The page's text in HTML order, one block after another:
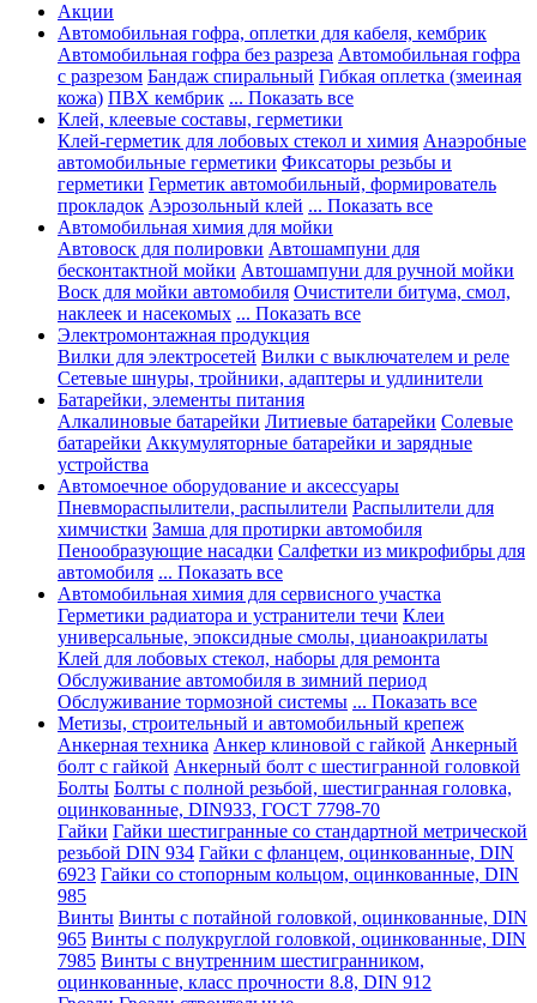
Акции
Автомобильная гофра, оплетки для кабеля, кембрик
Автомобильная гофра без разреза Автомобильная гофра
с разрезом Бандаж спиральный Гибкая оплетка (змеиная
кожа) ПВХ кембрик ... Показать все
Клей, клеевые составы, герметики
Клей-герметик для лобовых стекол и химия Анаэробные
автомобильные герметики Фиксаторы резьбы и
герметики Герметик автомобильный, формирователь
прокладок Аэрозольный клей ... Показать все
Автомобильная химия для мойки
Автовоск для полировки Автошампуни для
бесконтактной мойки Автошампуни для ручной мойки
Воск для мойки автомобиля Очистители битума, смол,
наклеек и насекомых ... Показать все
Электромонтажная продукция
Вилки для электросетей Вилки с выключателем и реле
Сетевые шнуры, тройники, адаптеры и удлинители
Батарейки, элементы питания
Алкалиновые батарейки Литиевые батарейки Солевые
батарейки Аккумуляторные батарейки и зарядные
устройства
Автомоечное оборудование и аксессуары
Пневмораспылители, распылители Распылители для
химчистки Замша для протирки автомобиля
Пенообразующие насадки Салфетки из микрофибры для
автомобиля ... Показать все
Автомобильная химия для сервисного участка
Герметики радиатора и устранители течи Клеи
универсальные, эпоксидные смолы, цианоакрилаты
Клей для лобовых стекол, наборы для ремонта
Обслуживание автомобиля в зимний период
Обслуживание тормозной системы ... Показать все
Метизы, строительный и автомобильный крепеж
Анкерная техника Анкер клиновой с гайкой Анкерный
болт с гайкой Анкерный болт с шестигранной головкой
Болты Болты с полной резьбой, шестигранная головка,
оцинкованные, DIN933, ГОСТ 7798-70
Гайки Гайки шестигранные со стандартной метрической
резьбой DIN 934 Гайки с фланцем, оцинкованные, DIN
6923 Гайки со стопорным кольцом, оцинкованные, DIN
985
Винты Винты с потайной головкой, оцинкованные, DIN
965 Винты с полукруглой головкой, оцинкованные, DIN
7985 Винты с внутренним шестигранником,
оцинкованные, класс прочности 8.8, DIN 912